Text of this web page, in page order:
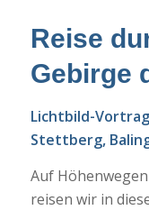
Reise
Gebirge
Lichtbild-
Stettberg,
Auf
reisen wir in